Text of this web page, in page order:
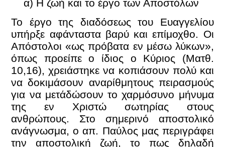
α) Η ζωή και το έργο των Αποστόλων
Το έργο της διαδόσεως του Ευαγγελίου
υπήρξε αφάνταστα βαρύ και επίμοχθο. Οι
Απόστολοι «ως πρόβατα εν μέσω λύκων»,
όπως προείπε ο ίδιος ο Κύριος (Ματθ.
10,16), χρειάστηκε να κοπιάσουν πολύ και
να δοκιμάσουν αναρίθμητους πειρασμούς
για να μετάδώσουν το χαρμόσυνο μήνυμα
της εν Χριστώ σωτηρίας στους
ανθρώπους. Στο σημερινό αποστολικό
ανάγνωσμα, ο απ. Παύλος μας περιγράφει
την αποστολική ζωή, το πως δηλαδή